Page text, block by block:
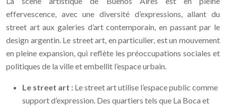
effervescence, avec une diversité d’expressions, allant du
street art aux galeries d’art contemporain, en passant par le
design argentin. Le street art, en particulier, est un mouvement
en pleine expansion, qui reflète les préoccupations sociales et
politiques de la ville et embellit l’espace urbain.
Le street art : Le street art utilise l’espace public comme
support d’expression. Des quartiers tels que La Boca et